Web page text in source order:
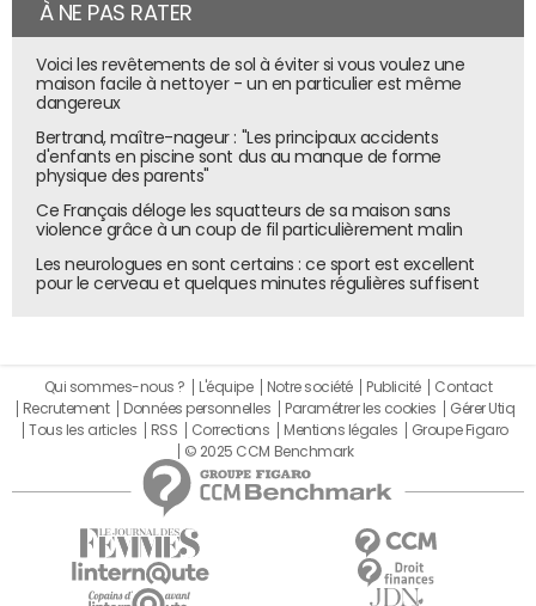
À NE PAS RATER
Voici les revêtements de sol à éviter si vous voulez une
maison facile à nettoyer - un en particulier est même
dangereux
Bertrand, maître-nageur : "Les principaux accidents
d'enfants en piscine sont dus au manque de forme
physique des parents"
Ce Français déloge les squatteurs de sa maison sans
violence grâce à un coup de fil particulièrement malin
Les neurologues en sont certains : ce sport est excellent
pour le cerveau et quelques minutes régulières suffisent
Qui sommes-nous ? L'équipe Notre société Publicité
Contact
Recrutement
Données personnelles Paramétrer les cookies
Gérer Utiq
Tous les articles
RSS Corrections Mentions légales
Groupe Figaro
© 2025 CCM Benchmark